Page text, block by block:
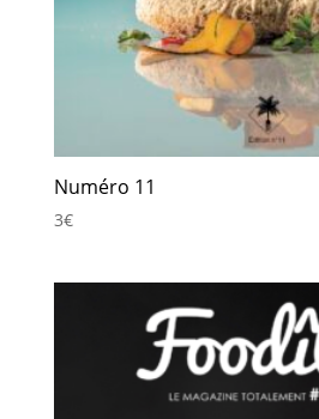
Numéro 11
3€